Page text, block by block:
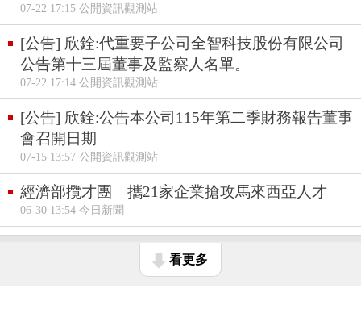
07-22 17:15 公開資訊觀測站
[公告] 欣銓:代重要子公司全智科技股份有限公司
公告第十三屆董事及監察人名單。
07-22 17:14 公開資訊觀測站
[公告] 欣銓:公告本公司115年第二季財務報告董事
會召開日期
07-15 13:57 公開資訊觀測站
經濟部攬才團 攜21家企業搶攻馬來西亞人才
06-30 13:54 今日新聞
看更多